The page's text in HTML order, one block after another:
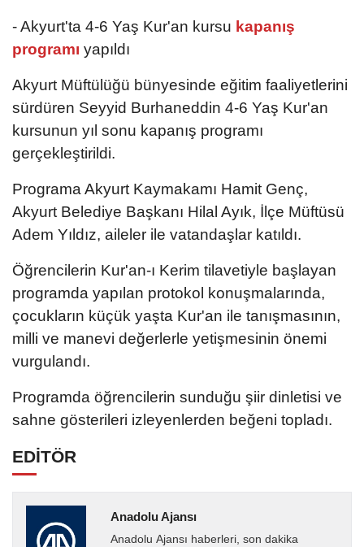
- Akyurt'ta 4-6 Yaş Kur'an kursu kapanış
programı yapıldı
Akyurt Müftülüğü bünyesinde eğitim faaliyetlerini
sürdüren Seyyid Burhaneddin 4-6 Yaş Kur'an
kursunun yıl sonu kapanış programı
gerçekleştirildi.
Programa Akyurt Kaymakamı Hamit Genç,
Akyurt Belediye Başkanı Hilal Ayık, İlçe Müftüsü
Adem Yıldız, aileler ile vatandaşlar katıldı.
Öğrencilerin Kur'an-ı Kerim tilavetiyle başlayan
programda yapılan protokol konuşmalarında,
çocukların küçük yaşta Kur'an ile tanışmasının,
milli ve manevi değerlerle yetişmesinin önemi
vurgulandı.
Programda öğrencilerin sunduğu şiir dinletisi ve
sahne gösterileri izleyenlerden beğeni topladı.
EDİTÖR
Anadolu Ajansı
Anadolu Ajansı haberleri, son dakika